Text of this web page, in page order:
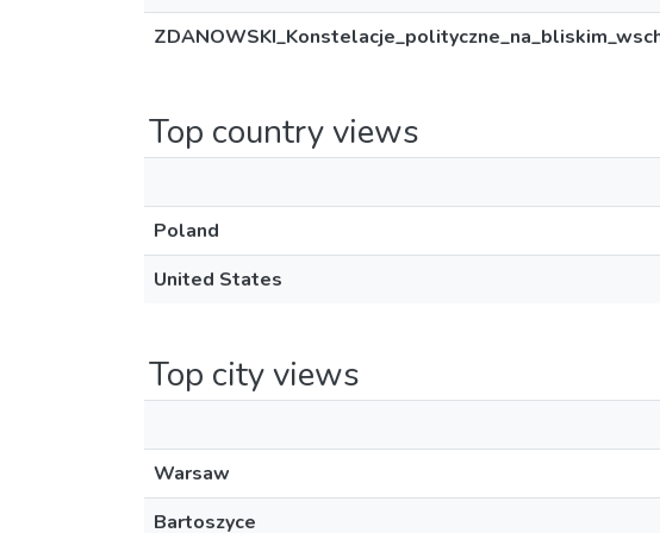
Top country views
Poland
United States
Top city views
Warsaw
Bartoszyce